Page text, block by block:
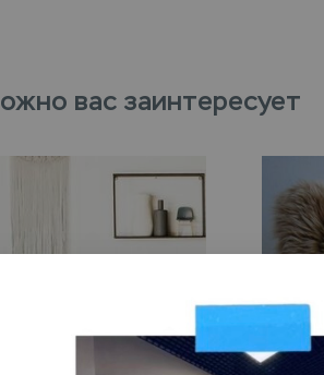
вас заинтересует